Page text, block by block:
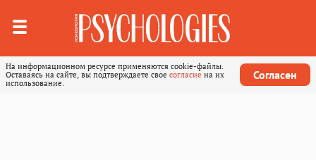
На информационном ресурсе применяются cookie-файлы.
Оставаясь на сайте, вы подтверждаете свое согласие на их
использование.
Согласен